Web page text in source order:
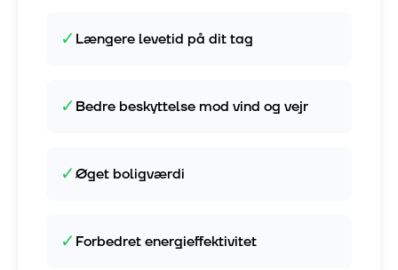
✓Længere levetid på dit tag
✓Bedre beskyttelse mod vind og vejr
✓Øget boligværdi
✓Forbedret energieffektivitet